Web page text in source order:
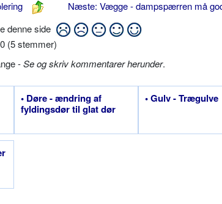
Næste: Vægge - dampspærren må
denne side
(5stemmer)
-Se og skriv kommentarer herunder.
• Døre - ændring af
fyldingsdør til glat dør
• Gulv - Trægulve